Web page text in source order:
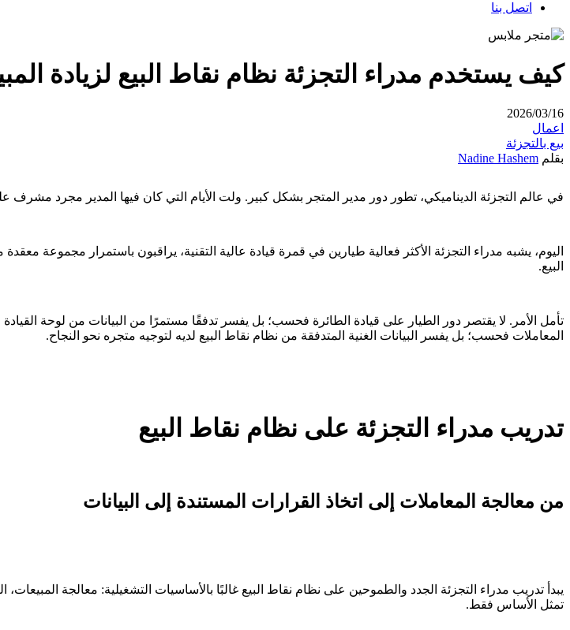
اتصل بنا
كيف يستخدم مدراء التجزئة نظام نقاط البيع لزيادة
2026/03/16
اعمال
بيع بالتجزئة
بقلم Nadine Hashem
في عالم التجزئة الديناميكي، تطور دور مدير المتجر بشكل كبير. ولت الأيام التي كان فيها المدير مجرد مشرف
اليوم، يشبه مدراء التجزئة الأكثر فعالية طيارين في قمرة قيادة عالية التقنية، يراقبون باستمرار مجموعة
البيع.
تأمل الأمر. لا يقتصر دور الطيار على قيادة الطائرة فحسب؛ بل يفسر تدفقًا مستمرًا من البيانات من لوحة
المعاملات فحسب؛ بل يفسر البيانات الغنية المتدفقة من نظام نقاط البيع لديه لتوجيه متجره نحو النجاح.
تدريب مدراء التجزئة على نظام نقاط البيع
من معالجة المعاملات إلى اتخاذ القرارات المستندة إلى البيانات
يبدأ تدريب مدراء التجزئة الجدد والطموحين على نظام نقاط البيع غالبًا بالأساسيات التشغيلية: معالجة المبيعات،
تمثل الأساس فقط.